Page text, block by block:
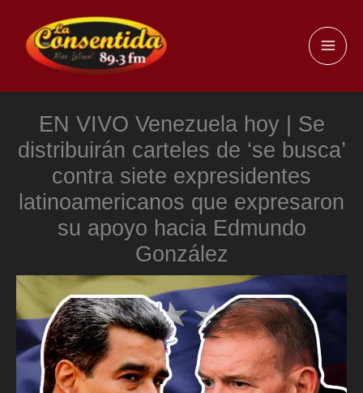
contenido
EN VIVO Venezuela hoy | Se
distribuirán carteles de ‘se busca’
contra siete expresidentes
latinoamericanos que expresaron
su apoyo hacia Edmundo
González